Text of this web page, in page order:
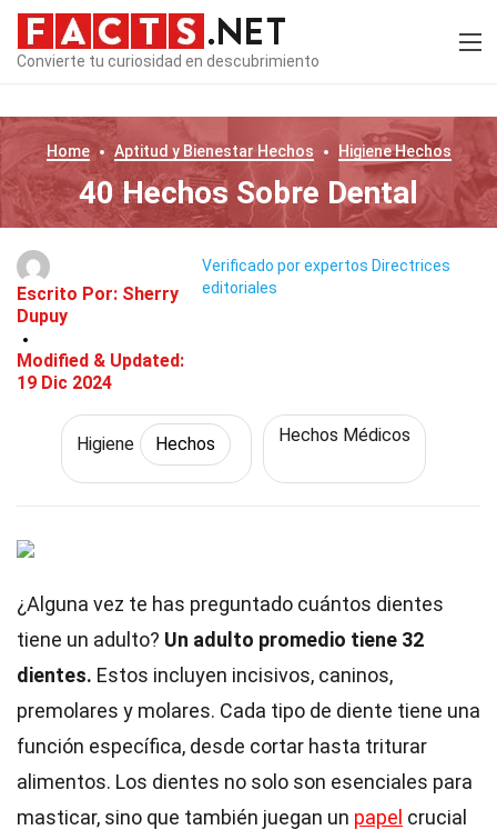
Convierte tu curiosidad en descubrimiento
Home Aptitud y Bienestar Hechos HigieneHechos
40 Hechos Sobre Dental
Escrito Por: Sherry
Dupuy
Modified & Updated:
19 Dic 2024
Verificado por expertos Directrices
editoriales
Higiene Hechos Hechos Médicos
¿Alguna vez te has preguntado cuántos dientes
tiene un adulto? Un adulto promedio tiene 32
dientes. Estos incluyen incisivos, caninos,
premolares y molares. Cada tipo de diente tiene una
función específica, desde cortar hasta triturar
alimentos. Los dientes no solo son esenciales para
masticar, sino que también juegan un papel crucial